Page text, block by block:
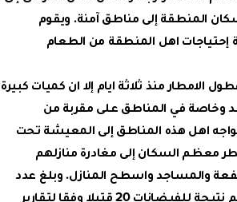
المنطقة إلى مناطق آمنة. ويقوم
إحتياجات اهل المنطقة من الطعام
الامطار منذ ثلاثة ايام إلا ان كميات كبيرة
وخاصة في المناطق على مقربة من
اهل هذه المناطق إلى المعيشة تحت
معظم السكان إلى مغادرة منازلهم
والمساجد واسطح المنازل. وبلغ عدد
القتلى الذين لقوا حتفهم نتيجة للفيضانات 20 قتيلا وفقا لتقارير